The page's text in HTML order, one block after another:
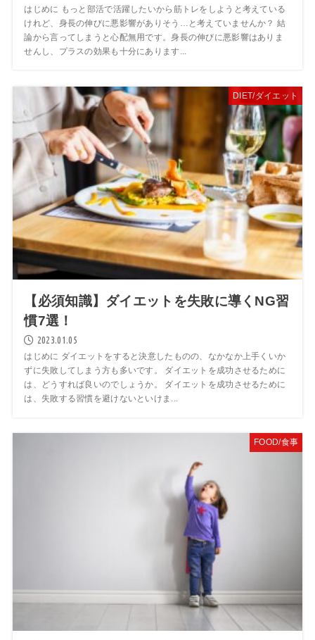
はじめに もっと部活で活躍したいから筋トレをしようと考えている
けれど、身長の伸びに悪影響がありそう…と考えていませんか？ 結
論から言ってしまうと心配無用です。身長の伸びに悪影響はありま
せんし、プラスの効果も十分にあります...
DIET/ダイエット
【必須知識】ダイエットを失敗に導くNG習
慣7選！
2023.01.05
はじめに ダイエットをすると決意したものの、なかなか上手くいか
ずに失敗してしまう方も多いです。 ダイエットを成功させるために
は、どうすれば良いのでしょうか。 ダイエットを成功させるために
は、失敗する習慣を避けないといけま...
FOOD/食事